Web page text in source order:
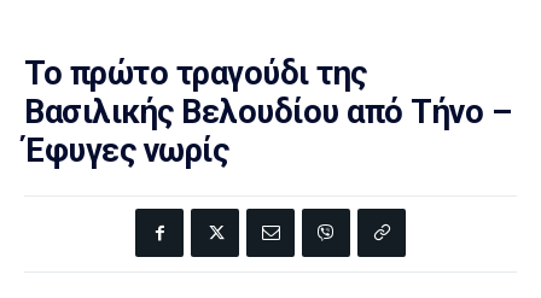
Το πρώτο τραγούδι της
Βασιλικής Βελουδίου από Τήνο –
Έφυγες νωρίς